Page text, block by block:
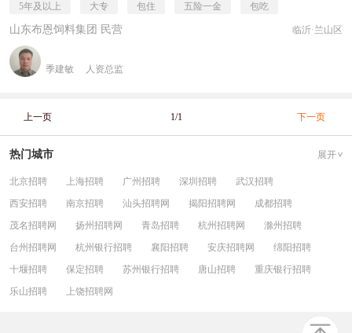
5年及以上 大专 包住 五险一金 包吃
山东布恩饲料集团 民营 临沂·兰山区
季建敏 人资总监
上一页 1/1 下一页
热门城市 展开
北京招聘 上海招聘 广州招聘 深圳招聘
武汉招聘
西安招聘
南京招聘 汕头招聘网 揭阳招聘网
成都招聘
茂名招聘网
扬州招聘网 青岛招聘 杭州招聘网
滁州招聘
台州招聘网
杭州银行招聘 襄阳招聘 安庆招聘网
绵阳招聘
十堰招聘
保定招聘 苏州银行招聘 唐山招聘
重庆银行招聘
乐山招聘
上饶招聘网